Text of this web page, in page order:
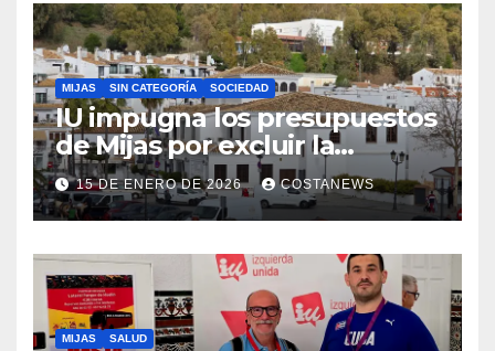
MIJAS SIN CATEGORÍA SOCIEDAD
IU impugna los presupuestos
de Mijas por excluir la
vivienda pública
15 DE ENERO DE 2026 COSTANEWS
MIJAS SALUD